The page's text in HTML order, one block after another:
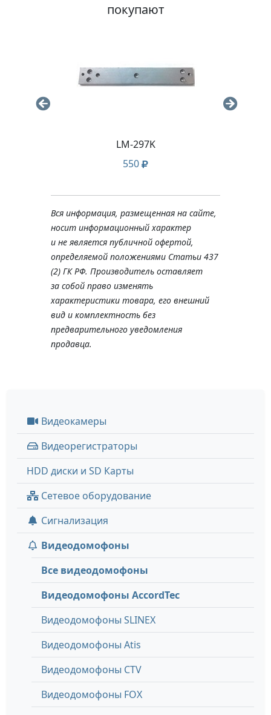
покупают
LM-297K
550
Вся информация, размещенная на сайте,
носит информационный характер
и не является публичной офертой,
определяемой положениями Статьи 437
(2) ГК РФ. Производитель оставляет
за собой право изменять
характеристики товара, его внешний
вид и комплектность без
предварительного уведомления
продавца.
Видеокамеры
Видеорегистраторы
HDD диски и SD Карты
Сетевое оборудование
Сигнализация
Видеодомофоны
Все видеодомофоны
Видеодомофоны AccordTec
Видеодомофоны SLINEX
Видеодомофоны Atis
Видеодомофоны CTV
Видеодомофоны FOX